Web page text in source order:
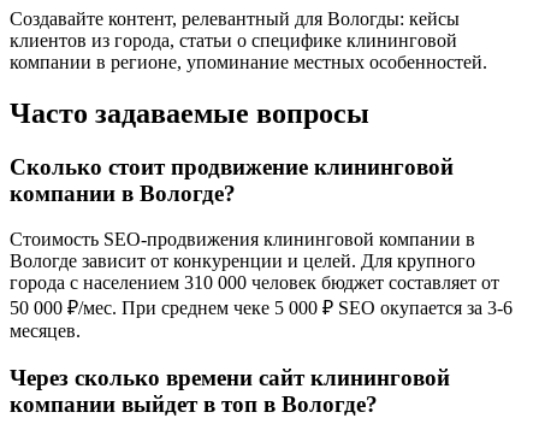
Создавайте контент, релевантный для Вологды: кейсы
клиентов из города, статьи о специфике клининговой
компании в регионе, упоминание местных особенностей.
Часто задаваемые вопросы
Сколько стоит продвижение клининговой
компании в Вологде?
Стоимость SEO-продвижения клининговой компании в
Вологде зависит от конкуренции и целей. Для крупного
города с населением 310 000 человек бюджет составляет от
50 000 ₽/мес. При среднем чеке 5 000 ₽ SEO окупается за 3-6
месяцев.
Через сколько времени сайт клининговой
компании выйдет в топ в Вологде?